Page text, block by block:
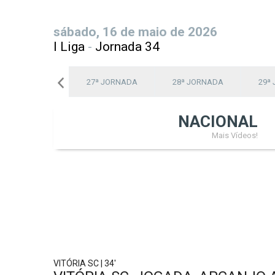
sábado, 16 de maio de 2026
I Liga - Jornada 34
27ª JORNADA 28ª JORNADA 29ª
NACIONAL
Mais Vídeos!
VITÓRIA SC | 34'